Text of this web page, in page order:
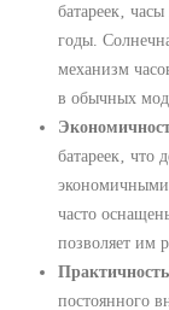
батареек‚
годы.
механизм
в обычных
батареек‚ что
экономичными
часто
позволяет им
постоянного